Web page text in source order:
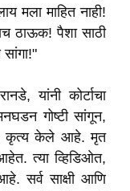
मला माहित नाही!
ठाऊक! पैशा साठी
यांनी कोर्टाचा
गोष्टी सांगून,
कृत्य केले आहे. मृत
त्या व्हिडिओत,
सर्व साक्षी आणि